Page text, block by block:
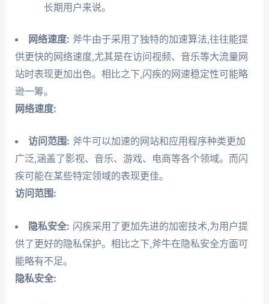
长期用户来说。
网络速度: 斧牛由于采用了独特的加速算法,往往能提
供更快的网络速度,尤其是在访问视频、音乐等大流量网
站时表现更加出色。相比之下,闪疾的网速稳定性可能略
逊一筹。
网络速度:
访问范围: 斧牛可以加速的网站和应用程序种类更加
广泛,涵盖了影视、音乐、游戏、电商等各个领域。而闪
疾可能在某些特定领域的表现更佳。
访问范围:
隐私安全: 闪疾采用了更加先进的加密技术,为用户提
供了更好的隐私保护。相比之下,斧牛在隐私安全方面可
能略有不足。
隐私安全: